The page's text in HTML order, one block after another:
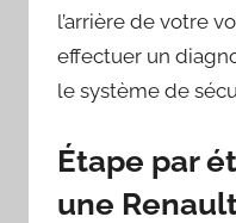
l’arrière de votre
effectuer un
le système de
Étape par
une